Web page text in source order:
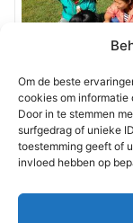
Om de beste
cookies om informatie
Door in te stemmen
surfgedrag of unieke
toestemming geeft of
invloed hebben op